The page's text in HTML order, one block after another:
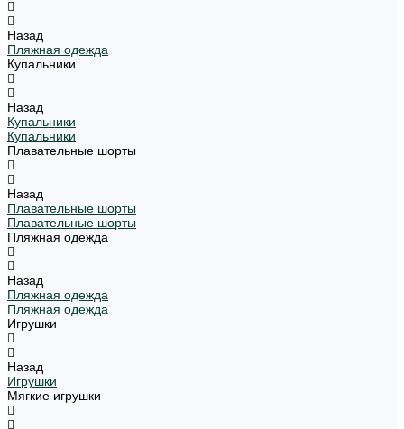
Назад
Пляжная одежда
Купальники
Назад
Купальники
Купальники
Плавательные шорты
Назад
Плавательные шорты
Плавательные шорты
Пляжная одежда
Назад
Пляжная одежда
Пляжная одежда
Игрушки
Назад
Игрушки
Мягкие игрушки